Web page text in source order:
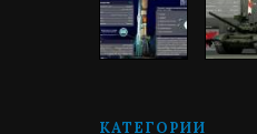
КАТЕГОРИИ